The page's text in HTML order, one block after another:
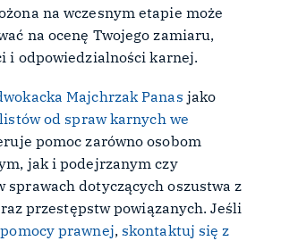
na wczesnym etapie może
na ocenę Twojego zamiaru,
i odpowiedzialności karnej.
Majchrzak Panas jako
od spraw karnych we
pomoc zarówno osobom
jak i podejrzanym czy
sprawach dotyczących oszustwa z
przestępstw powiązanych. Jeśli
pomocy prawnej, skontaktuj się z